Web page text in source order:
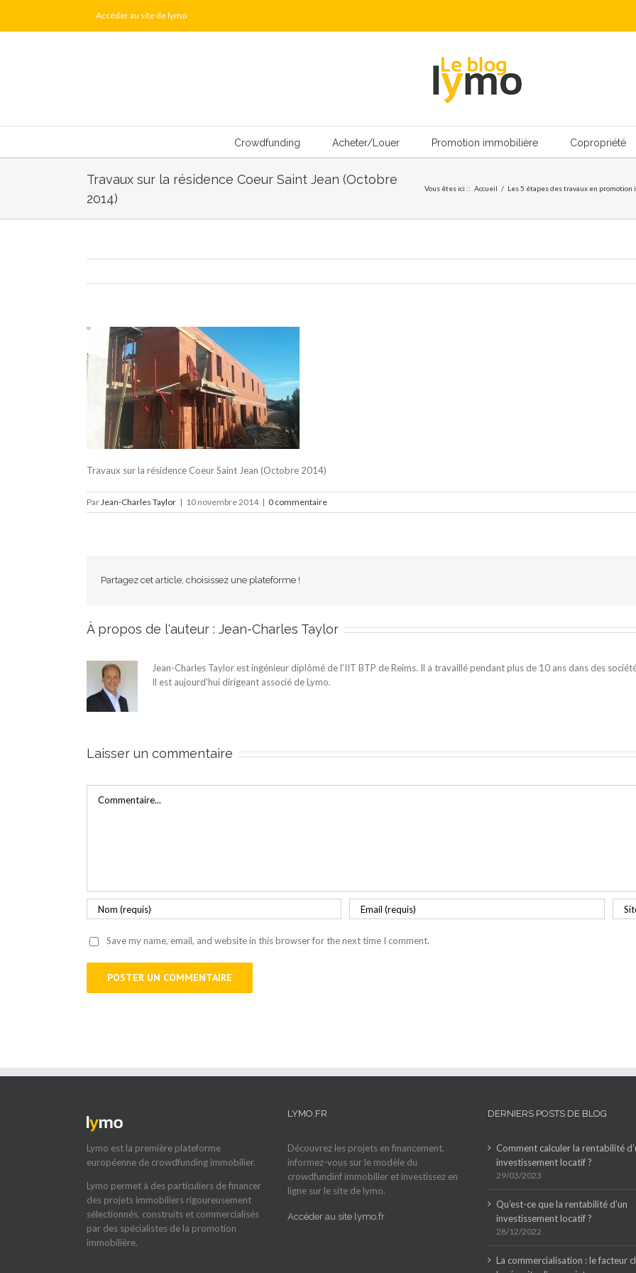
content
Accéder au site de lymo
Crowdfunding Acheter/Louer Promotion immobilière Copropriété
Travaux sur la résidence Coeur Saint Jean (Octobre
2014)
Vous êtes ici :: Accueil / Les 5 étapes des travaux en
Travaux sur la résidence Coeur Saint Jean (Octobre 2014)
ParJean-Charles Taylor | 10 novembre 2014 | 0 commentaire
Partagez cet article, choisissez une plateforme !
À propos de l'auteur : Jean-Charles Taylor
Jean-Charles Taylor est ingénieur diplômé de l'IIT BTP de Reims. Il a travaillé pendant plus de 10 ans dans des
Il est aujourd'hui dirigeant associé de Lymo.
Laisser un commentaire
Save my name, email, and website in this browser for the next time I comment.
Lymo est la première plateforme
européenne de crowdfunding immobilier.
Lymo permet à des particuliers de financer
des projets immobiliers rigoureusement
sélectionnés, construits et commercialisés
par des spécialistes de la promotion
immobilière.
LYMO.FR
Découvrez les projets en financement,
informez-vous sur le modèle du
crowdfundinf immobilier et investissez en
ligne sur le site de lymo.
Accéder au site lymo.fr
DERNIERS POSTS DE BLOG
Comment calculer la rentabilité
investissement locatif ?
29/03/2023
Qu’est-ce que la rentabilité d’un
investissement locatif ?
28/12/2022
La commercialisation : le facteur